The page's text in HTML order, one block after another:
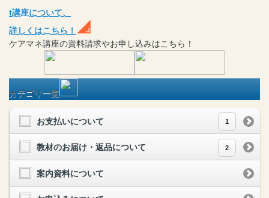
t講座について、
詳しくはこちら！
ケアマネ講座の資料請求やお申し込みはこちら！
カテゴリ一覧
お支払いについて 1
教材のお届け・返品について 2
案内資料について